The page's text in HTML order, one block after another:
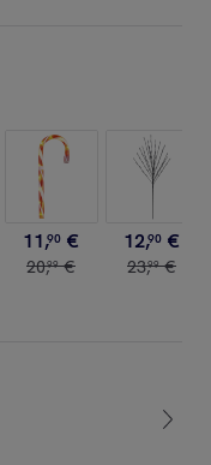
11,90 €
20,99 €
12,90 €
23,99 €